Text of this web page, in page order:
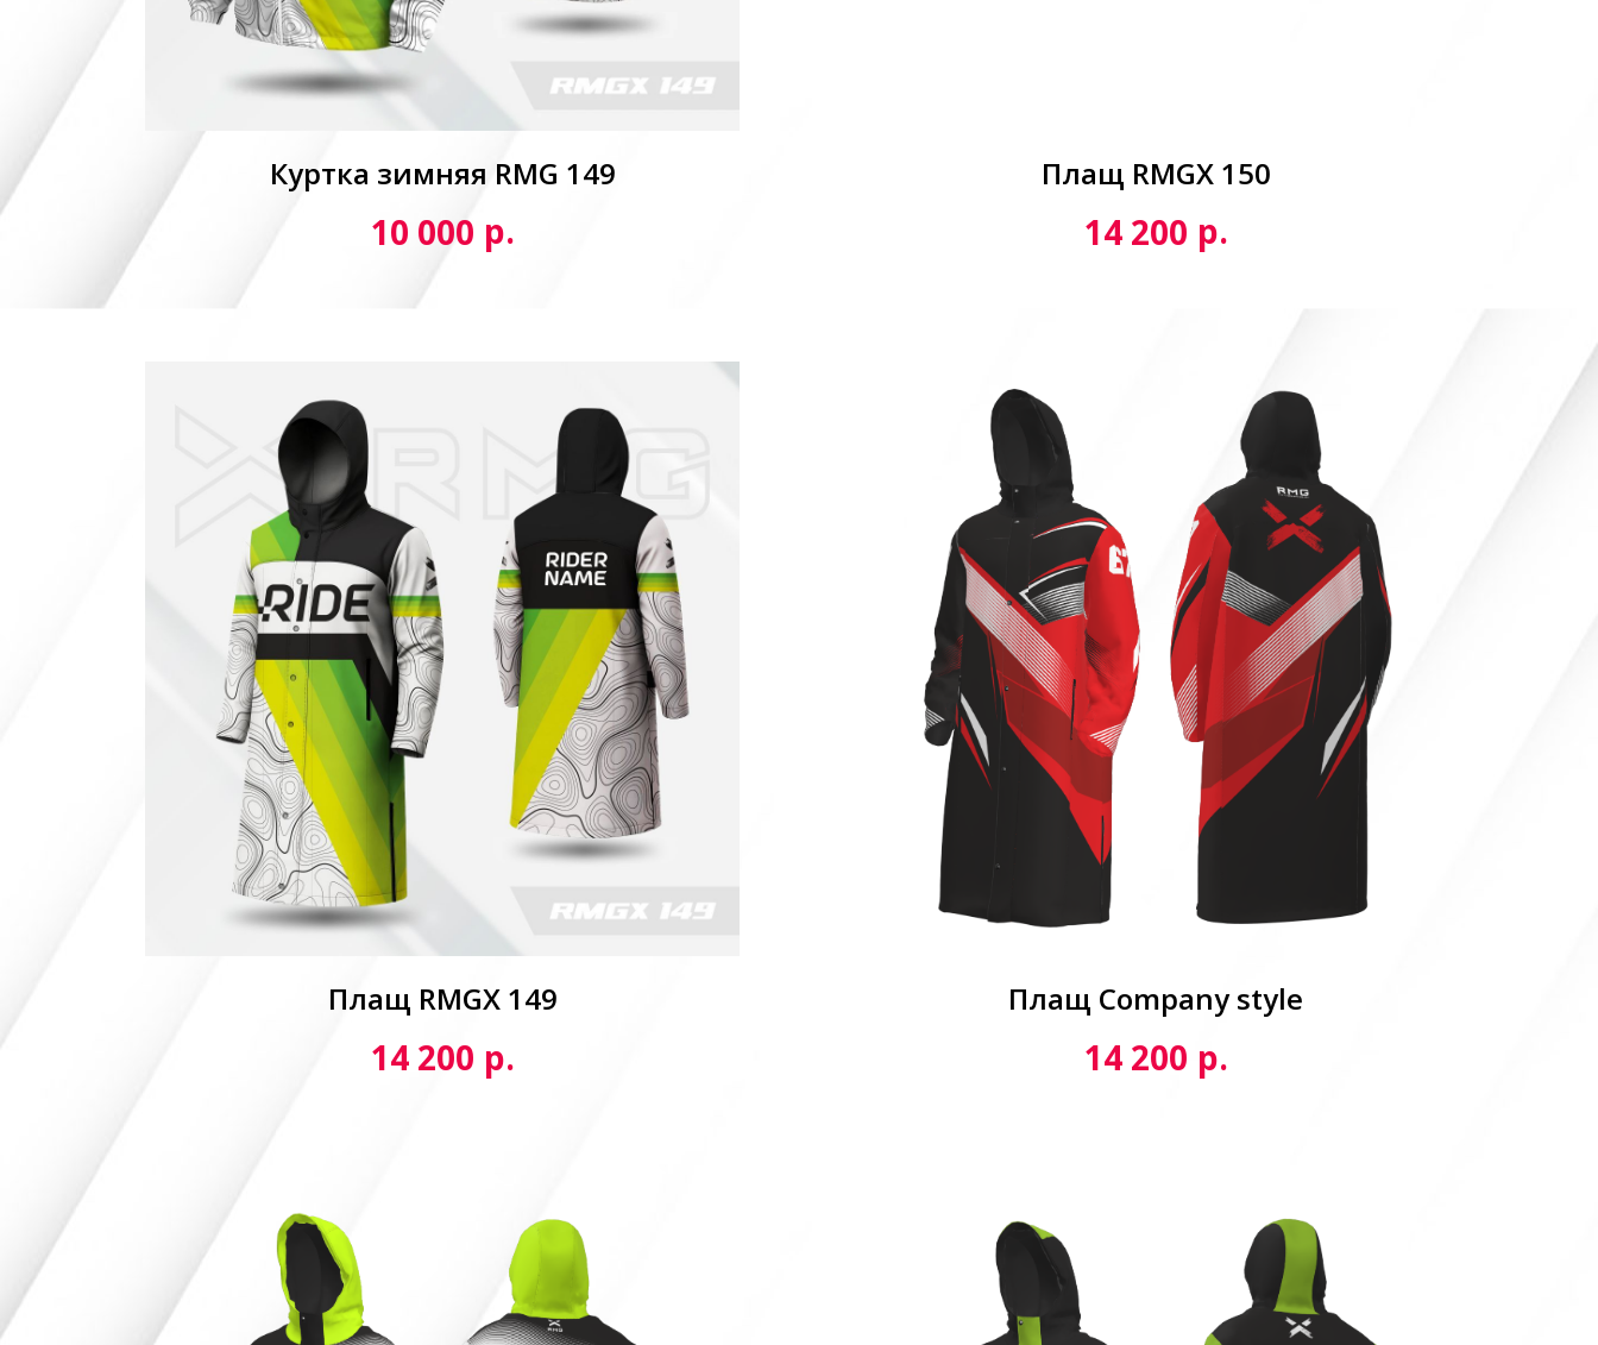
Куртка зимняя RMG 149
10 000 р.
Плащ RMGX 150
14 200 р.
Плащ RMGX 149
14 200 р.
Плащ Сompany style
14 200 р.